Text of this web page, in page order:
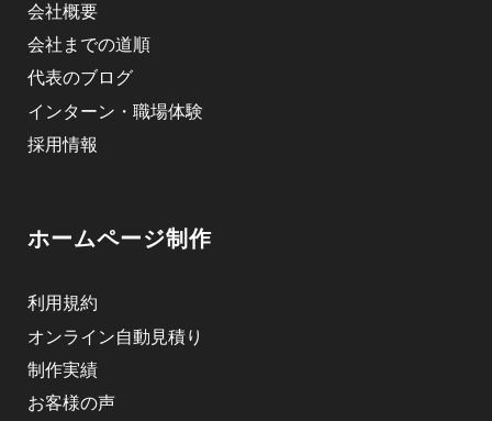
会社概要
会社までの道順
代表のブログ
インターン・職場体験
採用情報
ホームページ制作
利用規約
オンライン自動見積り
制作実績
お客様の声